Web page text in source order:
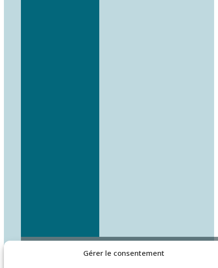
Gérer le consentement